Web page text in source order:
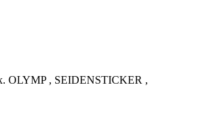
OLYMP , SEIDENSTICKER ,